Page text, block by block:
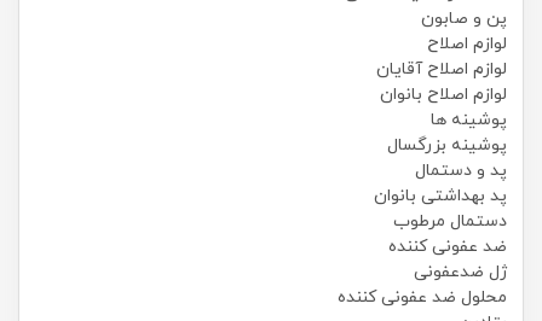
پن و صابون
لوازم اصلاح
لوازم اصلاح آقایان
لوازم اصلاح بانوان
پوشینه ها
پوشینه بزرگسال
پد و دستمال
پد بهداشتی بانوان
دستمال مرطوب
ضد عفونی کننده
ژل ضدعفونی
محلول ضد عفونی کننده